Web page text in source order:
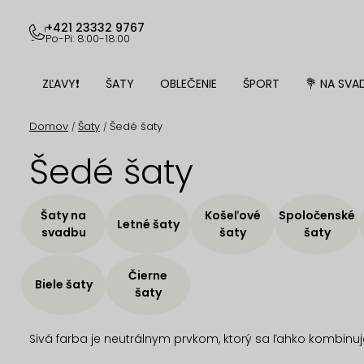
obsah
+421 23332 9767
Po-Pi: 8:00-18:00
ZĽAVY❗ ŠATY OBLEČENIE ŠPORT 💐 NA
Domov / Šaty / Šedé šaty
Šedé šaty
Sivá farba je neutrálnym prvkom, ktorý sa ľahko
Šaty na
svadbu
Letné šaty
Košeľové
šaty
Spoločenské
šaty
Biele šaty
Čierne
šaty